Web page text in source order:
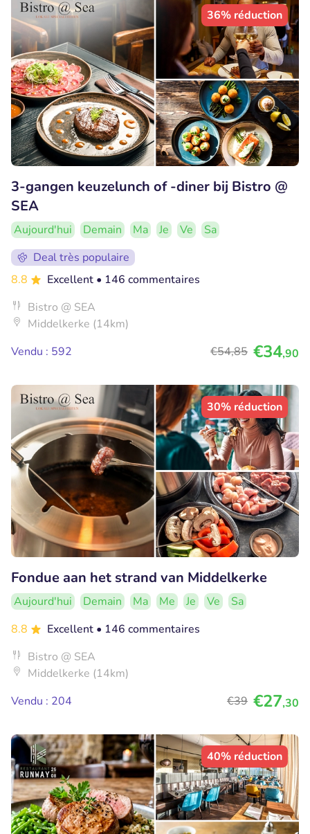
36% réduction
3-gangen keuzelunch of -diner bij Bistro @
SEA
Aujourd'hui Demain Ma Je Ve
Sa
Deal très populaire
8.8
Excellent • 146 commentaires
Bistro @ SEA
Middelkerke (14km)
Vendu : 592
€54,85 €34,90
30% réduction
Fondue aan het strand van Middelkerke
Aujourd'hui Demain Ma Me Je Ve
Sa
8.8
Excellent • 146 commentaires
Bistro @ SEA
Middelkerke (14km)
Vendu : 204
€39 €27,30
40% réduction